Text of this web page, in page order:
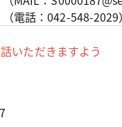
（電話：042-548-
いただきますよう